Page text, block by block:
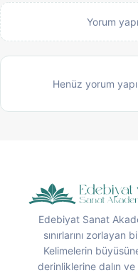
Yorum
Henüz yorum
Edebiyat Sanat
sınırlarını zorlayan
Kelimelerin
derinliklerine dalın